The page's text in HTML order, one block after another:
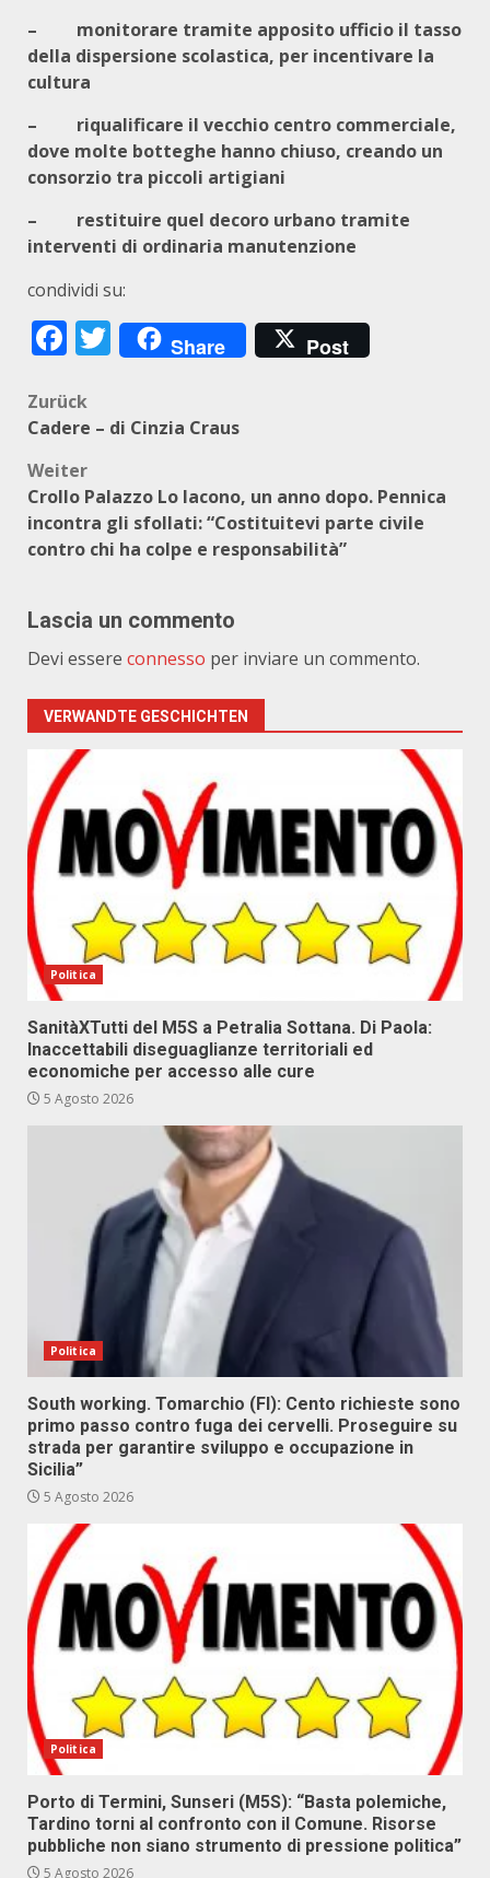
– monitorare tramite apposito ufficio il tasso
della dispersione scolastica, per incentivare la
cultura
– riqualificare il vecchio centro commerciale,
dove molte botteghe hanno chiuso, creando un
consorzio tra piccoli artigiani
– restituire quel decoro urbano tramite
interventi di ordinaria manutenzione
condividi su:
Facebook
Twitter
Share Post
Beitragsnavigation
Zurück
Cadere – di Cinzia Craus
Weiter
Crollo Palazzo Lo Iacono, un anno dopo. Pennica
incontra gli sfollati: “Costituitevi parte civile
contro chi ha colpe e responsabilità”
Lascia un commento
Devi essere connesso per inviare un commento.
VERWANDTE GESCHICHTEN
Politica
SanitàXTutti del M5S a Petralia Sottana. Di Paola:
Inaccettabili diseguaglianze territoriali ed
economiche per accesso alle cure
5 Agosto 2026
Politica
South working. Tomarchio (FI): Cento richieste sono
primo passo contro fuga dei cervelli. Proseguire su
strada per garantire sviluppo e occupazione in
Sicilia”
5 Agosto 2026
Politica
Porto di Termini, Sunseri (M5S): “Basta polemiche,
Tardino torni al confronto con il Comune. Risorse
pubbliche non siano strumento di pressione politica”
5 Agosto 2026